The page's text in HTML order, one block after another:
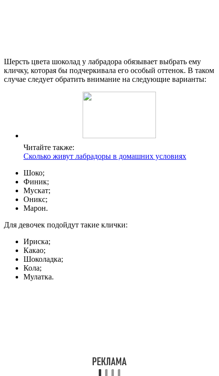
Шерсть цвета шоколад у лабрадора обязывает выбрать ему
кличку, которая бы подчеркивала его особый оттенок. В таком
случае следует обратить внимание на следующие варианты:
Читайте также:
Сколько живут лабрадоры в домашних условиях
Шоко;
Финик;
Мускат;
Оникс;
Марон.
Для девочек подойдут такие клички:
Ириска;
Какао;
Шоколадка;
Кола;
Мулатка.